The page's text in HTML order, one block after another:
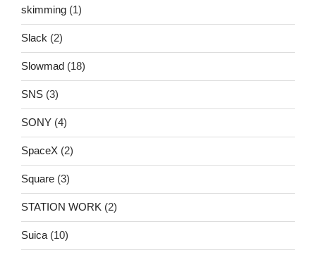
skimming (1)
Slack (2)
Slowmad (18)
SNS (3)
SONY (4)
SpaceX (2)
Square (3)
STATION WORK (2)
Suica (10)